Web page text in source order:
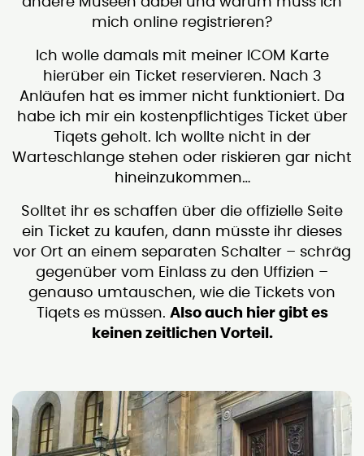
mich online registrieren?
Ich wolle damals mit meiner ICOM Karte
hierüber ein Ticket reservieren. Nach 3
Anläufen hat es immer nicht funktioniert. Da
habe ich mir ein kostenpflichtiges Ticket über
Tiqets geholt. Ich wollte nicht in der
Warteschlange stehen oder riskieren gar nicht
hineinzukommen…
Solltet ihr es schaffen über die offizielle Seite
ein Ticket zu kaufen, dann müsste ihr dieses
vor Ort an einem separaten Schalter – schräg
gegenüber vom Einlass zu den Uffizien –
genauso umtauschen, wie die Tickets von
Tiqets es müssen. Also auch hier gibt es
keinen zeitlichen Vorteil.